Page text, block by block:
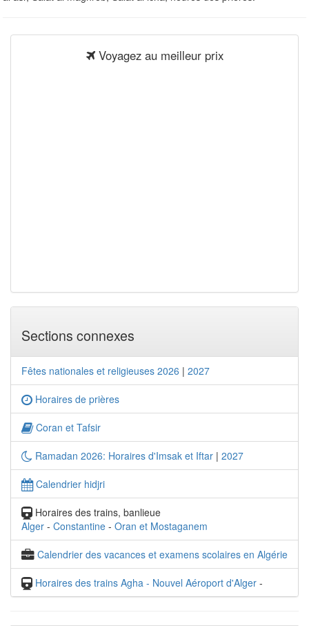
Voyagez au meilleur prix
Sections connexes
Fêtes nationales et religieuses 2026 | 2027
Horaires de prières
Coran et Tafsir
Ramadan 2026: Horaires d'Imsak et Iftar | 2027
Calendrier hidjri
Horaires des trains, banlieue
Alger - Constantine - Oran et Mostaganem
Calendrier des vacances et examens scolaires en Algérie
Horaires des trains Agha - Nouvel Aéroport d'Alger -